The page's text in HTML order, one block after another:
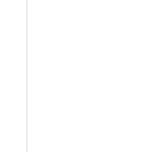
Ý định cho mọi
Cho phép người dùng truy cập các
của ứng dụng, chẳng hạn như Mở và